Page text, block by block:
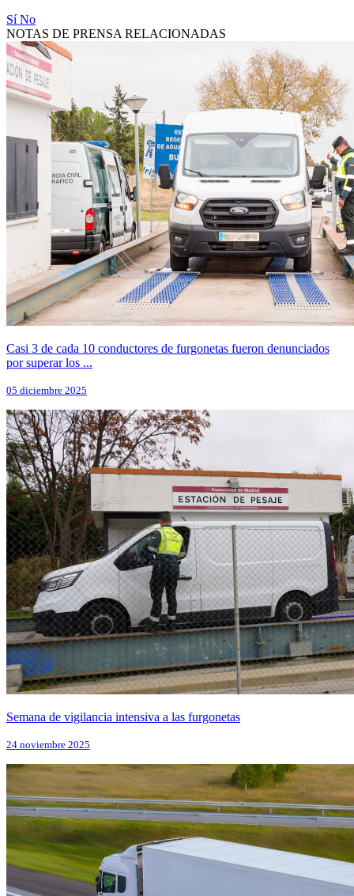
SíNo
NOTAS DE PRENSA RELACIONADAS
Casi 3 de cada 10 conductores de furgonetas fueron denunciados
por superar los ...
05 diciembre 2025
Semana de vigilancia intensiva a las furgonetas
24 noviembre 2025